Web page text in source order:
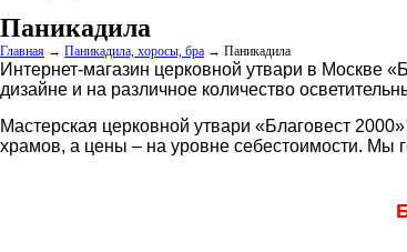
Паникадила
Главная → Паникадила, хоросы, бра → Паникадила
Интернет-магазин церковной утвари в Москве
дизайне и на различное количество
Мастерская церковной утвари «Благовест
храмов, а цены – на уровне себестоимости. Мы